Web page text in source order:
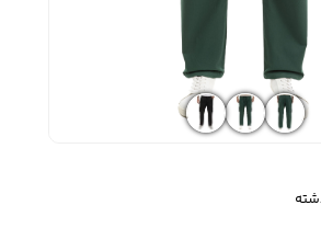
شلوارک مردانه ژاکت و پلیور مردانه